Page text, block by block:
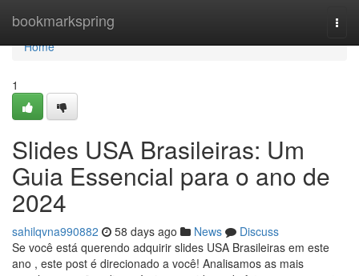
bookmarkspring
Home
Home
1
Slides USA Brasileiras: Um
Guia Essencial para o ano de
2024
sahilqvna990882 58 days ago News
Discuss
Se você está querendo adquirir slides USA Brasileiras em este
ano , este post é direcionado a você! Analisamos as mais